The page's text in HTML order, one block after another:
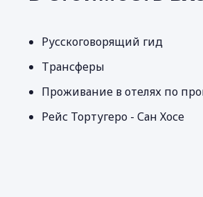
Русскоговорящий гид
Трансферы
Проживание в отелях по
Рейс Тортугеро - Сан Хосе